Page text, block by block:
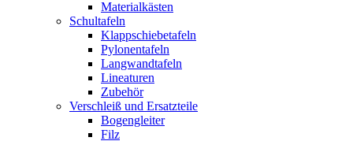
Materialkästen
Schultafeln
Klappschiebetafeln
Pylonentafeln
Langwandtafeln
Lineaturen
Zubehör
Verschleiß und Ersatzteile
Bogengleiter
Filz